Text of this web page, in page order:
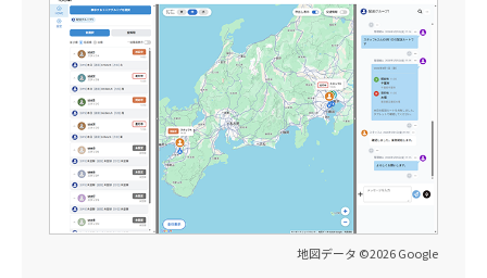
地図データ ©2026 Google